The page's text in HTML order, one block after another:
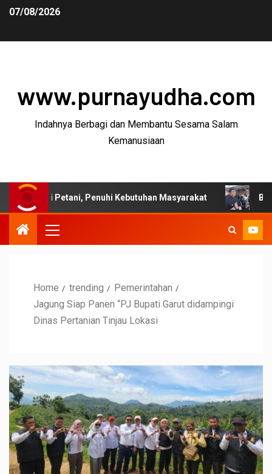
07/08/2026
www.purnayudha.com
Indahnya Berbagi dan Membantu Sesama Salam
Kemanusiaan
Penuhi Kebutuhan Masyarakat Bupati Garut:
Home trending
Pemerintahan
Jagung Siap Panen “PJ Bupati Garut didampingi
Dinas Pertanian Tinjau Lokasi